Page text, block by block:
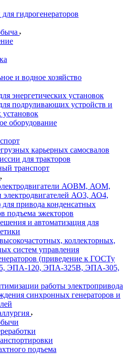
гидрогенераторов
и водное хозяйство
энергетических установок
подруливающих устройств и
оборудование
карьерных самосвалов
для тракторов
транспорт
АОВМ, АОМ,
АО3, АО4,
привода конденсатных
подъема эжекторов
и автоматизация для
коллекторных,
систем управления
(приведение к ГОСТу
ЭПА-120, ЭПА-325В, ЭПА-305,
работы электропривода
синхронных генераторов и
подъема